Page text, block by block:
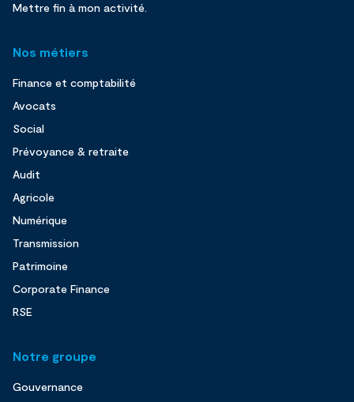
Mettre fin à mon activité.
Nos métiers
Finance et comptabilité
Avocats
Social
Prévoyance & retraite
Audit
Agricole
Numérique
Transmission
Patrimoine
Corporate Finance
RSE
Notre groupe
Gouvernance